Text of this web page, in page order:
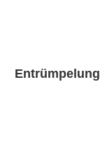
Entrümpelung